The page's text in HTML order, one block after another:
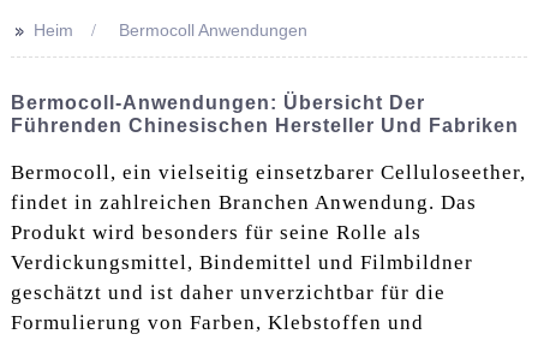
>> Heim Bermocoll Anwendungen
Bermocoll-Anwendungen: Übersicht Der
Führenden Chinesischen Hersteller Und Fabriken
Bermocoll, ein vielseitig einsetzbarer Celluloseether,
findet in zahlreichen Branchen Anwendung. Das
Produkt wird besonders für seine Rolle als
Verdickungsmittel, Bindemittel und Filmbildner
geschätzt und ist daher unverzichtbar für die
Formulierung von Farben, Klebstoffen und